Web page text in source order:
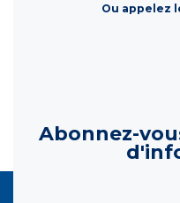
Ou appelez
Abonnez-